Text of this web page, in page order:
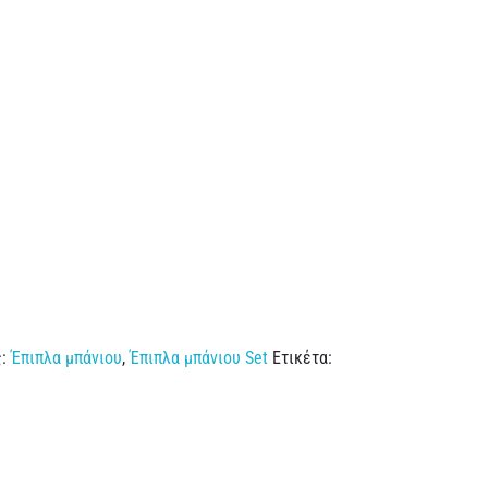
Έπιπλα μπάνιου,Έπιπλα μπάνιου Set Ετικέτα: